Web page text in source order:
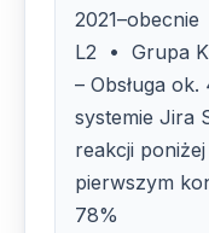
L2 • Grupa
– Obsługa
systemie Jira
reakcji
pierwszym
78%